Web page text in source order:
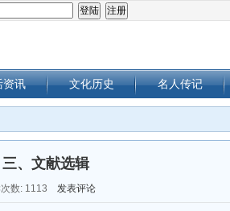
资讯 文化历史 名人传记
、文献选辑
数: 1113 发表评论